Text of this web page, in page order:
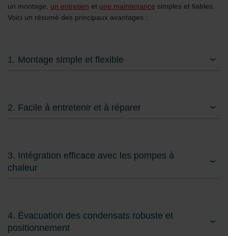
un montage, un entretien et une maintenance simples et fiables.
Voici un résumé des principaux avantages :
1. Montage simple et flexible
2. Facile à entretenir et à réparer
3. Intégration efficace avec les pompes à
chaleur
4. Évacuation des condensats robuste et
positionnement